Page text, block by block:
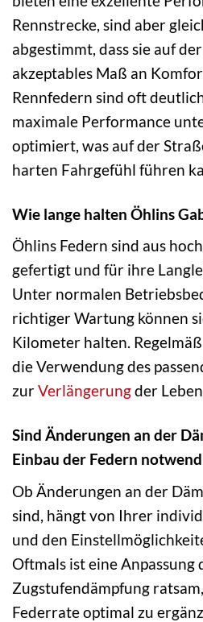
Rennstrecke, sind aber
abgestimmt, dass sie auf
akzeptables Maß an
Rennfedern sind oft
maximale Performance
optimiert, was auf der
harten Fahrgefühl führen
Wie lange halten Öhlins
Öhlins Federn sind aus
gefertigt und für ihre
Unter normalen
richtiger Wartung können
Kilometer halten.
die Verwendung des
zurVerlängerungder
Sind Änderungen an der
Einbau der Federn
Ob Änderungen an der
sind, hängt von Ihrer
und den
Oftmals ist eine Anpassung
Zugstufendämpfung
Federrate optimal zu